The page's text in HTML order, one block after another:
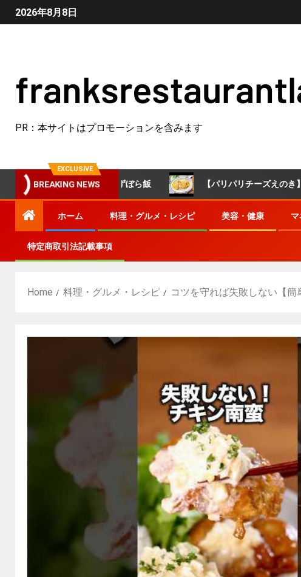
2026年8月8日
PR：本サイトはプロモーションを含みます
EXCLUSIVE
BREAKING NEWS
🐣 #簡単レシピ #ずぼら飯 【パリパリチーズえのき】えのき
ホーム 料理・グルメ・レシピ 美容・健康
特定商取引法記載事項
Home 料理・グルメ・レシピ コツを守れば失敗しない【